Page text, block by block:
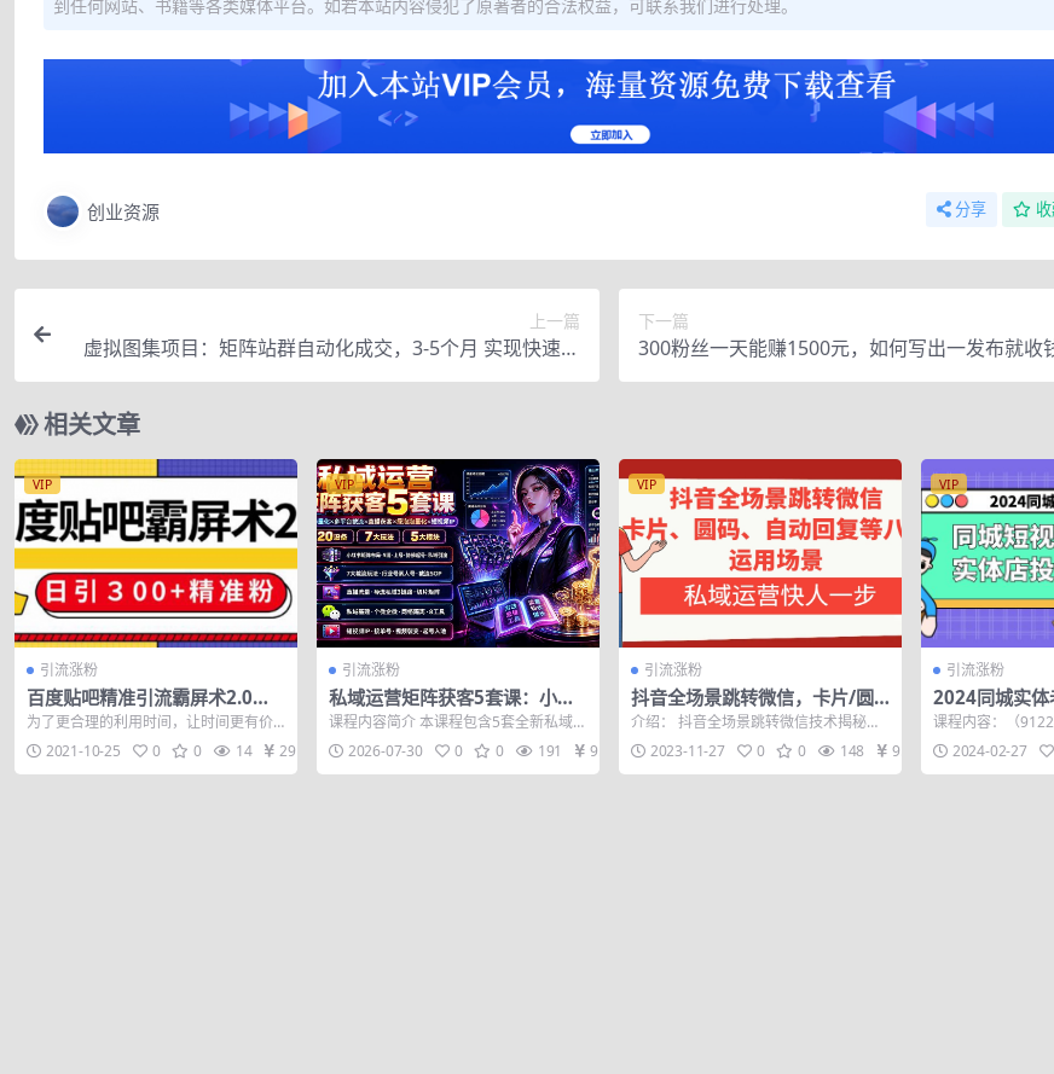
到任何网站、书籍等各类媒体平台。如若本站内容侵犯了原著者的合法权益，可联系我们进行处理。
创业资源 分享
上一篇
虚拟图集项目：矩阵站群自动化成交，3-5个月 实现快速赚
钱 月入1W+左右
下一篇
300粉丝一天能赚1500元，如何写出一发布就收
相关文章
VIP
引流涨粉
百度贴吧精准引流霸屏术2.0，
实操日引300+精准粉全过程
为了更合理的利用时间，让时间更有价
值，因此我最近对我一直以来都在操作
的一个引流渠...
2021-10-25 0 0 14 29
VIP
引流涨粉
私域运营矩阵获客5套课：小红
书量化×多平台截流×直播获客×
绿泡泡量化×短视频IP×20设备×
7大玩法
课程内容简介 本课程包含5套全新私域运
营与矩阵获客体系，覆盖小红书图文量
化获客、...
2026-07-30 0 0 191 9.9
VIP
引流涨粉
抖音全场景跳转微信，卡片/圆
码/自动回复等八大运用场景，
私域运营快人一步
介绍： 抖音全场景跳转微信技术揭秘，
包含私信卡片跳转、私信圆码跳转、自
动回复跳转...
2023-11-27 0 0 148 9.9
VIP
引流涨粉
2024同城实体
操同城短视频·
投放·问题答疑
课程内容：（
板引流获客实操课
播...2024-02-27